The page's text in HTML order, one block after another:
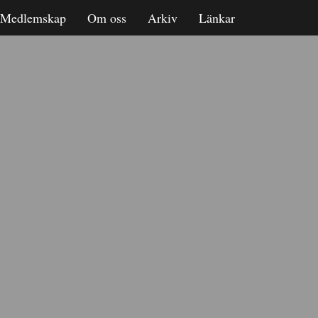
Medlemskap Om oss Arkiv Länkar